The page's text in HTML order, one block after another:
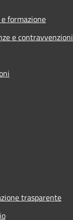
formazione
e contravvenzioni
trasparente